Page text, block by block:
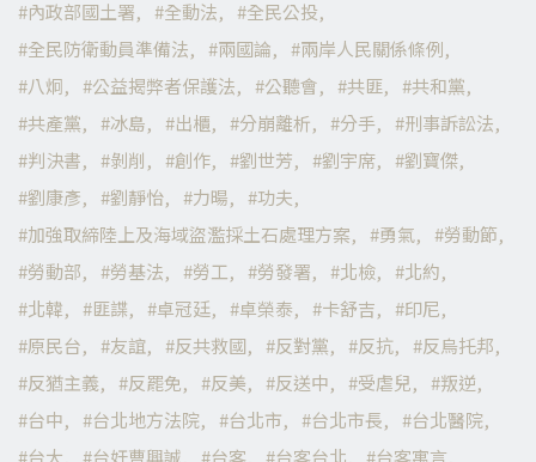
內政部國土署
全動法
全民公投
全民防衛動員準備法
兩國論
兩岸人民關係條例
八炯
公益揭弊者保護法 公聽會 共匪
共和黨
共產黨
冰島 出櫃 分崩離析 分手
刑事訴訟法
判決書
剝削 創作 劉世芳 劉宇席
劉寶傑
劉康彥
劉靜怡 力暘
功夫
加強取締陸上及海域盜濫採土石處理方案
勇氣
勞動節
勞動部
勞基法 勞工 勞發署 北檢
北約
北韓
匪諜 卓冠廷 卓榮泰 卡舒吉
印尼
原民台
友誼 反共救國 反對黨 反抗
反烏托邦
反猶主義
反罷免 反美 反送中 受虐兒
叛逆
台中
台北地方法院 台北市 台北市長
台北醫院
台大
台奸曹興誠 台客 台客台北
台客寓言